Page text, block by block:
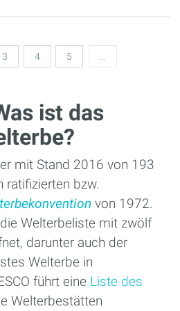
3 4 5
ist das
mit Stand 2016 von 193
ratifizierten bzw.
von 1972.
Welterbeliste mit zwölf
darunter auch der
Welterbe in
führt eine Liste des
Welterbestätten